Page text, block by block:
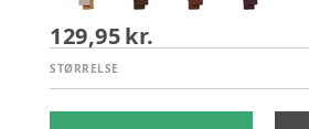
129,95 kr.
STØRRELSE